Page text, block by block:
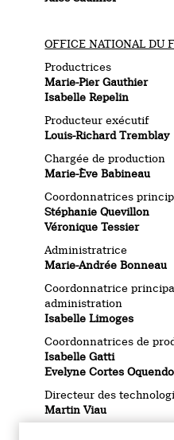
OFFICE NATIONAL DU
Productrices
Marie-Pier Gauthier
Isabelle Repelin
Producteur exécutif
Louis-Richard Tremblay
Chargée de production
Marie-Ève Babineau
Coordonnatrices
Stéphanie Quevillon
Véronique Tessier
Administratrice
Marie-Andrée Bonneau
Coordonnatrice
administration
Isabelle Limoges
Coordonnatrices de
Isabelle Gatti
Evelyne Cortes Oquendo
Directeur des
Martin Viau